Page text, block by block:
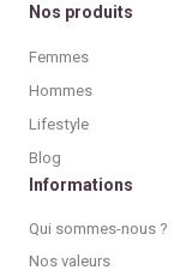
Nos produits
Femmes
Hommes
Lifestyle
Blog
Informations
Qui sommes-nous ?
Nos valeurs